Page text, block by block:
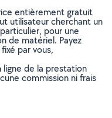
entièrement gratuit
utilisateur cherchant un
pour une
de matériel. Payez
par vous,
ligne de la prestation
commission ni frais